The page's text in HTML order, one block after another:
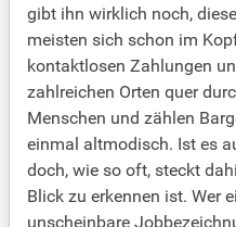
gibt ihn wirklich noch,
meisten sich schon im
kontaktlosen Zahlungen
zahlreichen Orten quer
Menschen und zählen
einmal altmodisch. Ist es
doch, wie so oft, steckt
Blick zu erkennen ist. Wer
unscheinbare